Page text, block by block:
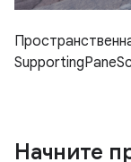
Начните